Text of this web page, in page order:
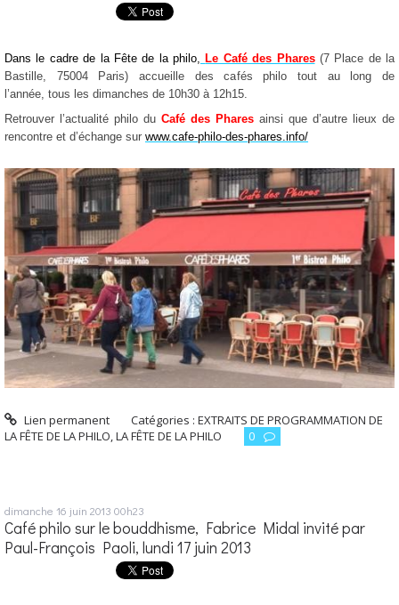
Dans le cadre de la Fête de la philo, Le Café des Phares(7 Place de la
Bastille, 75004 Paris) accueille des cafés philo tout au long de
l’année, tous les dimanches de 10h30 à 12h15.
Retrouver l’actualité philo du Café des Phares ainsi que d’autre lieux de
rencontre et d’échange sur www.cafe-philo-des-phares.info/
Lien permanent Catégories :EXTRAITS DE PROGRAMMATION DE
LA FÊTE DE LA PHILO,LA FÊTE DE LA PHILO 0
dimanche 16 juin 2013 00h23
Café philo sur le bouddhisme, Fabrice Midal invité par
Paul-François Paoli, lundi 17 juin 2013